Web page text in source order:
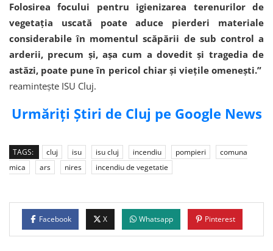
Folosirea focului pentru igienizarea terenurilor de
vegetația uscată poate aduce pierderi materiale
considerabile în momentul scăpării de sub control a
arderii, precum și, așa cum a dovedit și tragedia de
astăzi, poate pune în pericol chiar și viețile omenești.”
reamintește ISU Cluj.
Urmăriți Știri de Cluj pe Google News
TAGS: cluj isu isu cluj incendiu pompieri
comuna
mica
ars nires incendiu de vegetatie
Facebook X Whatsapp Pinterest